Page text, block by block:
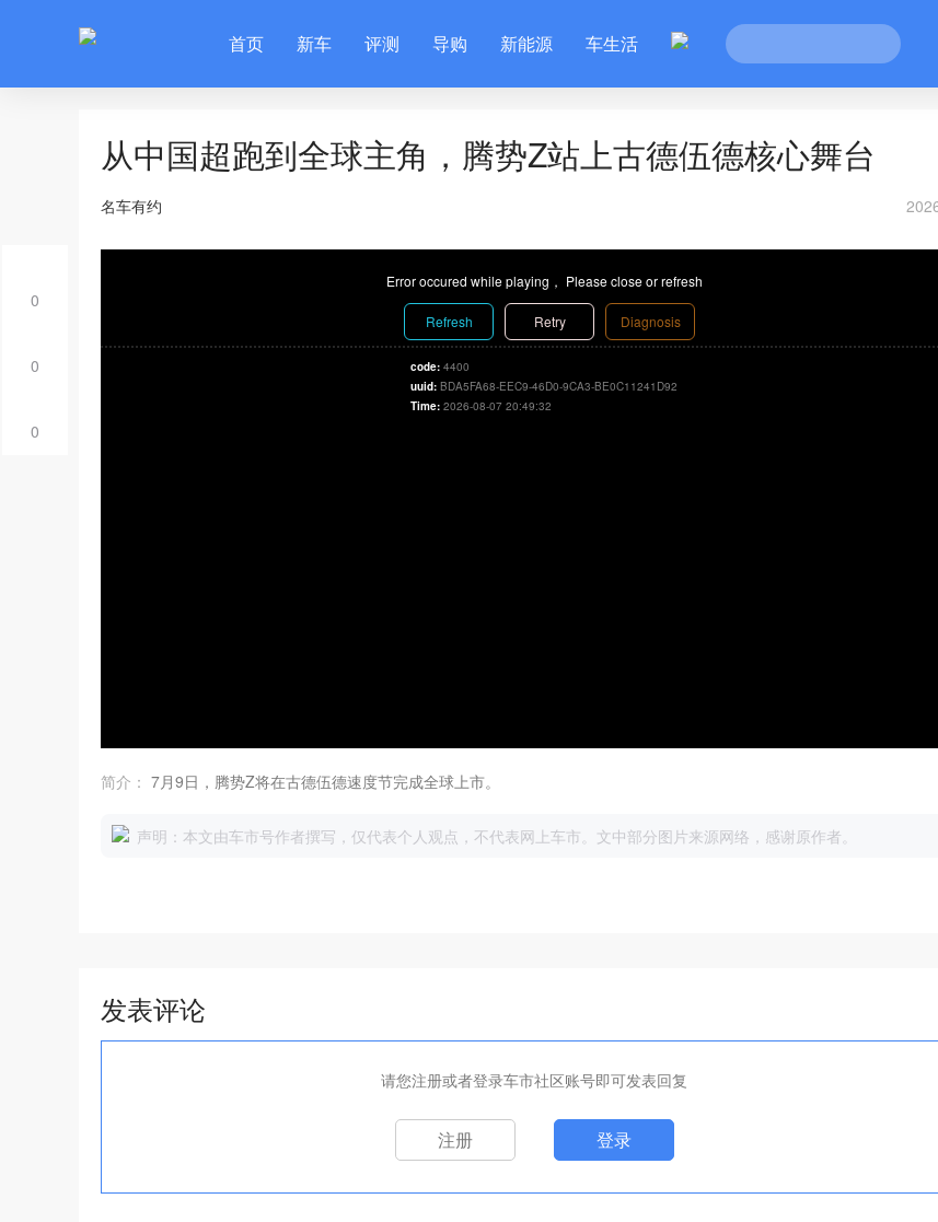
首页 新车 评测 导购 新能源 车生活
0
0
0
从中国超跑到全球主角，腾势Z站上古德伍德核心舞台
名车有约
Error occured while playing， Please close or refresh
Refresh Retry Diagnosis
code: 4400
uuid: BDA5FA68-EEC9-46D0-9CA3-BE0C11241D92
Time: 2026-08-07 20:49:32
简介： 7月9日，腾势Z将在古德伍德速度节完成全球上市。
声明：本文由车市号作者撰写，仅代表个人观点，不代表网上车市。文中部分图片来源网络，感谢原作者。
发表评论
请您注册或者登录车市社区账号即可发表回复
注册 登录